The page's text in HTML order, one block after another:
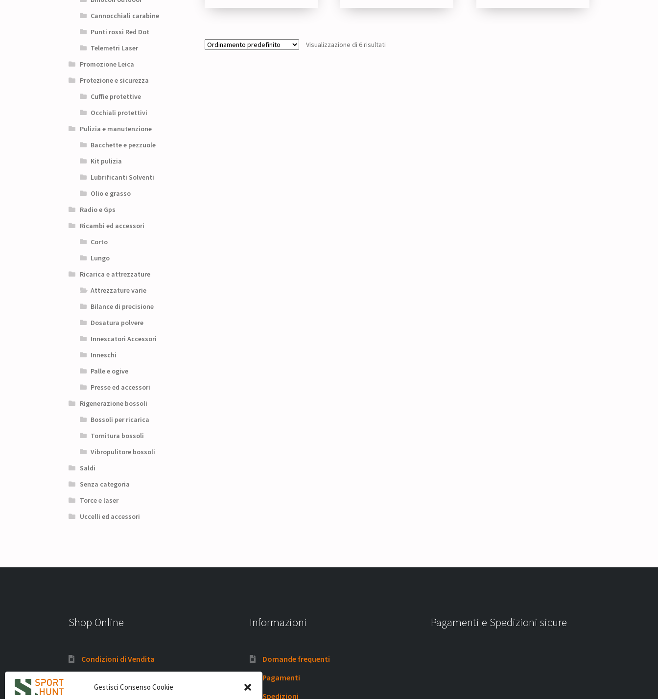
Gestisci Consenso Cookie
Visualizzazione di 6 risultati
Cannocchiali carabine
Punti rossi Red Dot
Telemetri Laser
Promozione Leica
Protezione e sicurezza
Cuffie protettive
Occhiali protettivi
Pulizia e manutenzione
Bacchette e pezzuole
Kit pulizia
Lubrificanti Solventi
Olio e grasso
Radio e Gps
Ricambi ed accessori
Corto
Lungo
Ricarica e attrezzature
Attrezzature varie
Bilance di precisione
Dosatura polvere
Innescatori Accessori
Inneschi
Palle e ogive
Presse ed accessori
Rigenerazione bossoli
Bossoli per ricarica
Tornitura bossoli
Vibropulitore bossoli
Saldi
Senza categoria
Torce e laser
Uccelli ed accessori
Shop Online
Condizioni di Vendita
Informazioni
Domande frequenti
Pagamenti
Spedizioni
Pagamenti e Spedizioni sicure